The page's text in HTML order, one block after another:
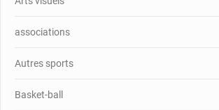
associations
Autres sports
Basket-ball